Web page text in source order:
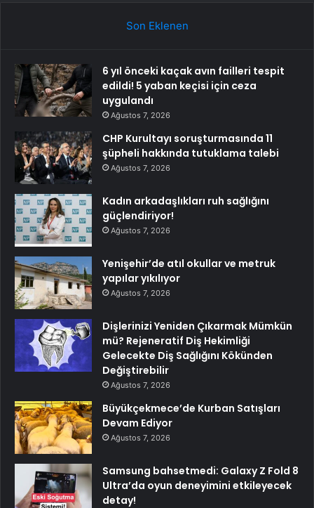
Son Eklenen
6 yıl önceki kaçak avın failleri tespit
edildi! 5 yaban keçisi için ceza
uygulandı
Ağustos 7, 2026
CHP Kurultayı soruşturmasında 11
şüpheli hakkında tutuklama talebi
Ağustos 7, 2026
Kadın arkadaşlıkları ruh sağlığını
güçlendiriyor!
Ağustos 7, 2026
Yenişehir’de atıl okullar ve metruk
yapılar yıkılıyor
Ağustos 7, 2026
Dişlerinizi Yeniden Çıkarmak Mümkün
mü? Rejeneratif Diş Hekimliği
Gelecekte Diş Sağlığını Kökünden
Değiştirebilir
Ağustos 7, 2026
Büyükçekmece’de Kurban Satışları
Devam Ediyor
Ağustos 7, 2026
Samsung bahsetmedi: Galaxy Z Fold 8
Ultra’da oyun deneyimini etkileyecek
detay!